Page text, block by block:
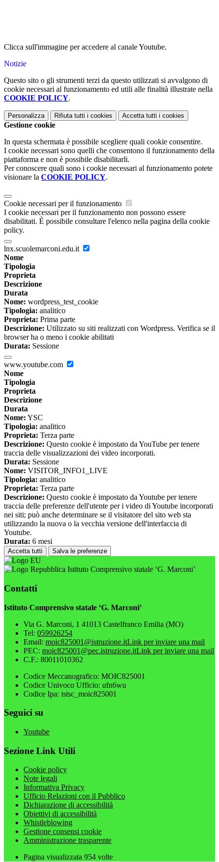
Clicca sull'immagine per accedere al canale Youtube.
Notizie
Questo sito o gli strumenti terzi da questo utilizzati si avvalgono di
cookie necessari al funzionamento ed utili alle finalità illustrate nella
COOKIE POLICY.
Personalizza Rifiuta tutti i cookies Accetta tutti i cookies
Gestione cookie
In questa schermata è possibile scegliere quali cookie consentire.
I cookie necessari sono quelli che consentono il funzionamento della
piattaforma e non è possibile disabilitarli.
Per conoscere quali sono i cookie necessari al funzionamento potete
visionare la COOKIE POLICY.
Cookie necessari per il funzionamento
I cookie necessari per il funzionamento non possono essere
disabilitati. È possibile consultare l'elenco nella pagina della cookie
policy.
lnx.scuolemarconi.edu.it
Nome
Tipologia
Proprieta
Descrizione
Durata
Nome: wordpress_test_cookie
Tipologia: analitico
Proprieta: Prima parte
Descrizione: Utilizzato su siti realizzati con Wordpress. Verifica se il
browser ha o meno i cookie abilitati
Durata: Sessione
www.youtube.com
Nome
Tipologia
Proprieta
Descrizione
Durata
Nome: YSC
Tipologia: analitico
Proprieta: Terza parte
Descrizione: Questo cookie è impostato da YouTube per tenere
traccia delle visualizzazioni dei video incorporati.
Durata: Sessione
Nome: VISITOR_INFO1_LIVE
Tipologia: analitico
Proprieta: Terza parte
Descrizione: Questo cookie è impostato da Youtube per tenere
traccia delle preferenze dell'utente per i video di Youtube incorporati
nei siti; può anche determinare se il visitatore del sito web sta
utilizzando la nuova o la vecchia versione dell'interfaccia di
Youtube.
Durata: 6 mesi
Accetta tutti Salva le preferenze
Istituto Comprensivo statale ‘G. Marconi’
Contatti
Istituto Comprensivo statale ‘G. Marconi’
Via G. Marconi, 1 41013 Castelfranco Emilia (MO)
Tel: 059926254
Email: moic825001@istruzione.itLink per inviare una mail
PEC: moic825001@pec.istruzione.itLink per inviare una mail
C.F.: 80011010362
Codice Meccanografico: MOIC825001
Codice Univoco Ufficio: ufn6wu
Codice Ipa: istsc_moic825001
Seguici su
Youtube
Sezione Link Utili
Cookie policy
Note legali
Informativa Privacy
Ufficio Relazioni con il Pubblico
Dichiarazione di accessibilità
Obiettivi di accessibilità
Whistleblowing
Gestione consensi cookie
Amministrazione trasparente
Pagina visualizzata 954 volte